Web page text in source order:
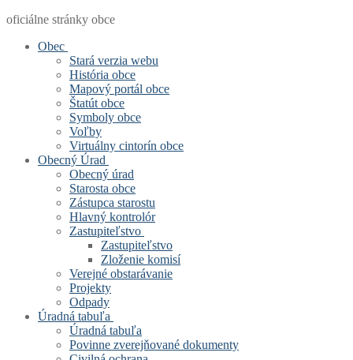
oficiálne stránky obce
Obec
Stará verzia webu
História obce
Mapový portál obce
Štatút obce
Symboly obce
Voľby
Virtuálny cintorín obce
Obecný Úrad
Obecný úrad
Starosta obce
Zástupca starostu
Hlavný kontrolór
Zastupiteľstvo
Zastupiteľstvo
Zloženie komisí
Verejné obstarávanie
Projekty
Odpady
Úradná tabuľa
Úradná tabuľa
Povinne zverejňované dokumenty